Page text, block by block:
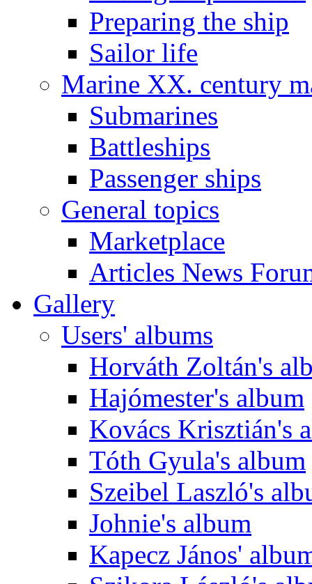
Preparing the ship
Sailor life
Marine XX. century
Submarines
Battleships
Passenger ships
General topics
Marketplace
Articles News
Gallery
Users' albums
Horváth Zoltán's
Hajómester's album
Kovács Krisztián's
Tóth Gyula's album
Szeibel Laszló's
Johnie's album
Kapecz János'